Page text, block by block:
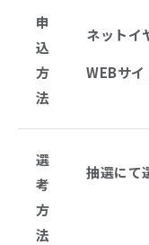
申
込
方
法
ネットイ
WEBサイ
選
考
方
法
抽選にて